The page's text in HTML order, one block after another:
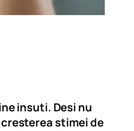
insuti. Desi nu
stimei de